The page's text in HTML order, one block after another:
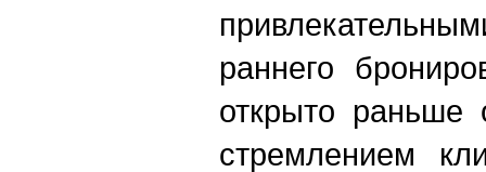
раннего
открыто
стремлением